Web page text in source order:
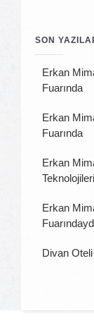
SON
Erkan
Fuarında
Erkan
Fuarında
Erkan
Erkan
Divan